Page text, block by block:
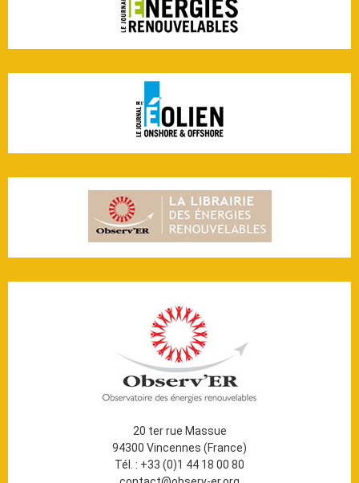
20 ter rue Massue
94300 Vincennes (France)
Tél. : +33 (0)1 44 18 00 80